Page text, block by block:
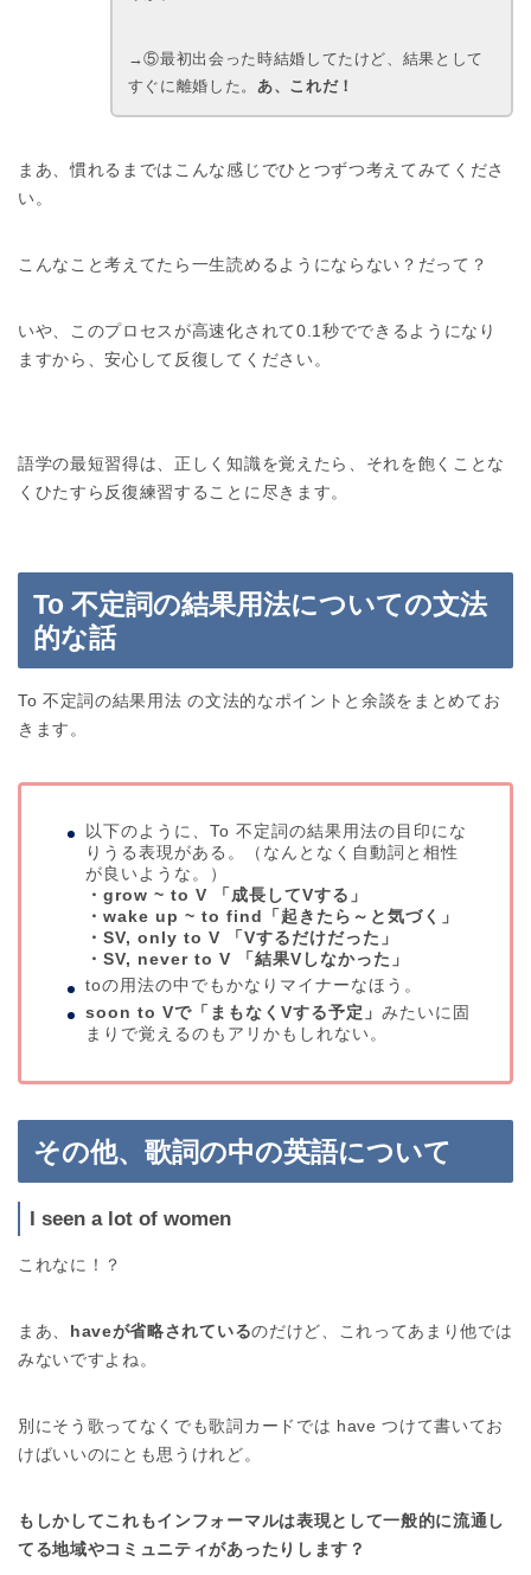
→⑤最初出会った時結婚してたけど、結果として
すぐに離婚した。 あ、これだ！
まあ、慣れるまではこんな感じでひとつずつ考えてみてくださ
い。
こんなこと考えてたら一生読めるようにならない？だって？
いや、このプロセスが高速化されて0.1秒でできるようになり
ますから、安心して反復してください。
語学の最短習得は、正しく知識を覚えたら、それを飽くことな
くひたすら反復練習することに尽きます。
To 不定詞の結果用法についての文法
的な話
To 不定詞の結果用法 の文法的なポイントと余談をまとめてお
きます。
以下のように、To 不定詞の結果用法の目印にな
りうる表現がある。（なんとなく自動詞と相性
が良いような。）
・grow ~ to V 「成長してVする」
・wake up ~ to find「起きたら～と気づく」
・SV, only to V 「Vするだけだった」
・SV, never to V 「結果Vしなかった」
toの用法の中でもかなりマイナーなほう。
soon to Vで「まもなくVする予定」 みたいに固
まりで覚えるのもアリかもしれない。
その他、歌詞の中の英語について
I seen a lot of women
これなに！？
まあ、 haveが省略されているのだけど、これってあまり他では
みないですよね。
別にそう歌ってなくでも歌詞カードでは have つけて書いてお
けばいいのにとも思うけれど。
もしかしてこれもインフォーマルは表現として一般的に流通し
てる地域やコミュニティがあったりします？